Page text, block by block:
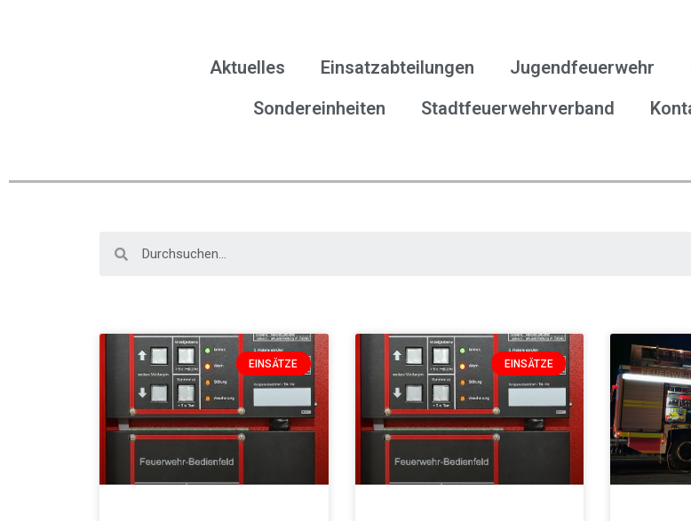
Aktuelles Einsatzabteilungen Jugendfeuerwehr
Sondereinheiten
Stadtfeuerwehrverband
EINSÄTZE EINSÄTZE